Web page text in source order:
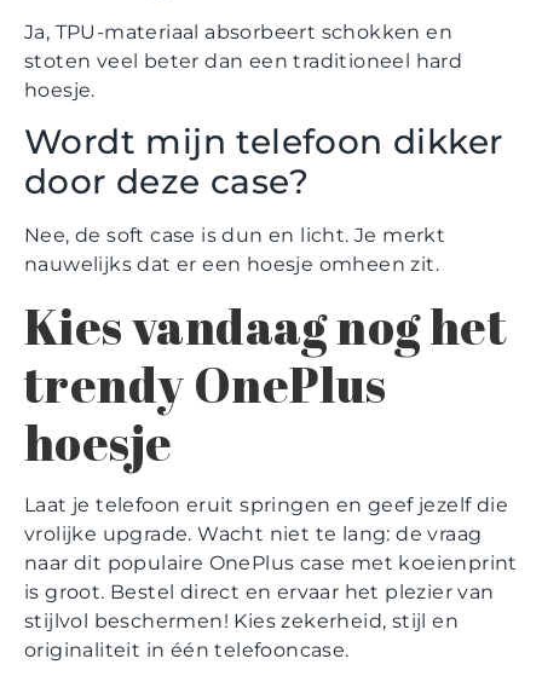
Ja, TPU-materiaal absorbeert schokken en
stoten veel beter dan een traditioneel hard
hoesje.
Wordt mijn telefoon dikker
door deze case?
Nee, de soft case is dun en licht. Je merkt
nauwelijks dat er een hoesje omheen zit.
Kies vandaag nog het
trendy OnePlus
hoesje
Laat je telefoon eruit springen en geef jezelf die
vrolijke upgrade. Wacht niet te lang: de vraag
naar dit populaire OnePlus case met koeienprint
is groot. Bestel direct en ervaar het plezier van
stijlvol beschermen! Kies zekerheid, stijl en
originaliteit in één telefooncase.